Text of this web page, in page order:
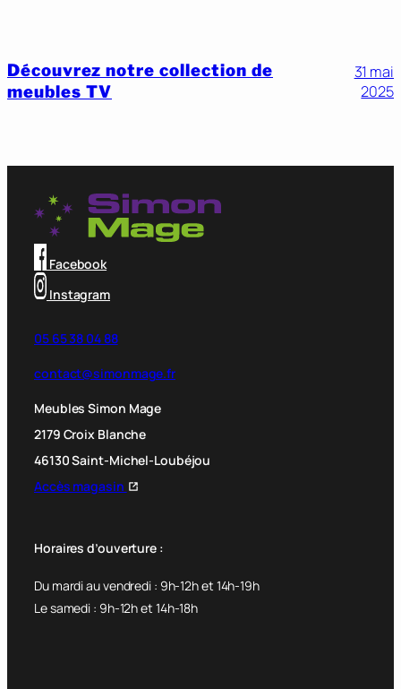
Découvrez notre collection de
meubles TV
31 mai
2025
Facebook
Instagram
05 65 38 04 88
contact@simonmage.fr
Meubles Simon Mage
2179 Croix Blanche
46130 Saint-Michel-Loubéjou
Accès magasin
Horaires d’ouverture :
Du mardi au vendredi : 9h-12h et 14h-19h
Le samedi : 9h-12h et 14h-18h